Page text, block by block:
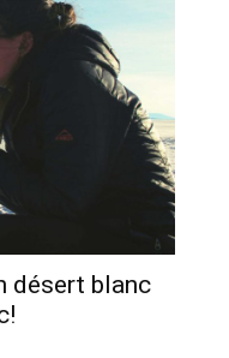
désert blanc